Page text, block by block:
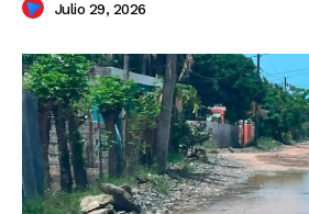
Julio 29, 2026